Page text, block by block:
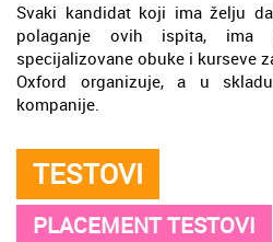
Svaki kandidat koji ima želju
polaganje ovih ispita, ima
specijalizovane obuke i kurseve
Oxford organizuje, a u
kompanije.
TESTOVI
PLACEMENT TESTOVI